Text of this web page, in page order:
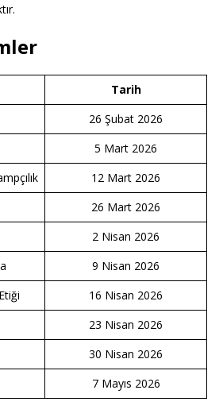
Tarih
26 Şubat 2026
5 Mart 2026
12 Mart 2026
26 Mart 2026
2 Nisan 2026
9 Nisan 2026
16 Nisan 2026
23 Nisan 2026
30 Nisan 2026
7 Mayıs 2026